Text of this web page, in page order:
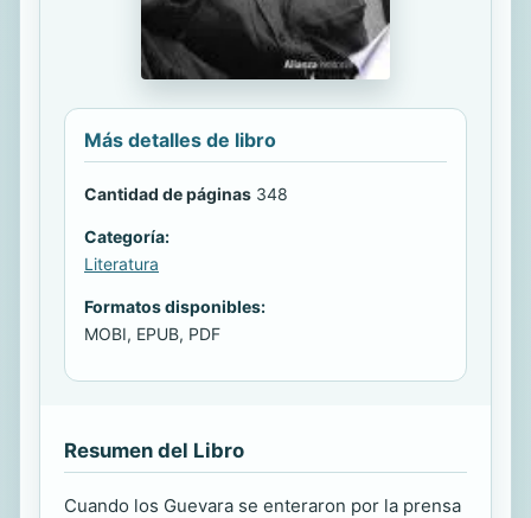
Más detalles de libro
Cantidad de páginas 348
Categoría:
Literatura
Formatos disponibles:
MOBI, EPUB, PDF
Resumen del Libro
Cuando los Guevara se enteraron por la prensa